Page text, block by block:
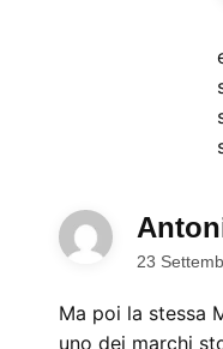
23
Ma poi la stessa
uno dei marchi